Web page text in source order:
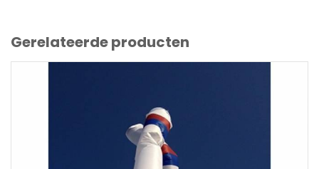
Gerelateerde producten